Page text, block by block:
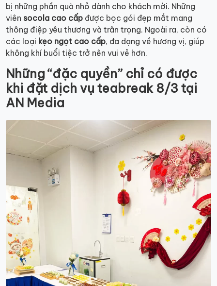
bị những phần quà nhỏ dành cho khách mời. Những
viên socola cao cấp được bọc gói đẹp mắt mang
thông điệp yêu thương và trân trọng. Ngoài ra, còn có
các loại kẹo ngọt cao cấp, đa dạng về hương vị, giúp
không khí buổi tiệc trở nên vui vẻ hơn.
Những “đặc quyền” chỉ có được
khi đặt dịch vụ teabreak 8/3 tại
AN Media